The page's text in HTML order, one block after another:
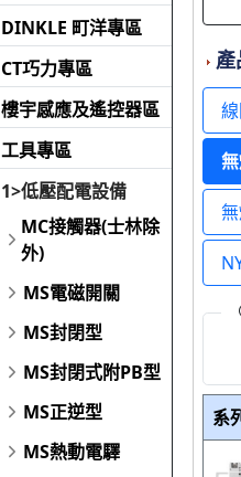
DINKLE 町洋專區
CT巧力專區
樓宇感應及遙控器區
工具專區
1>低壓配電設備
MC接觸器(士林除
外)
MS電磁開關
MS封閉型
MS封閉式附PB型
MS正逆型
MS熱動電驛
產
系